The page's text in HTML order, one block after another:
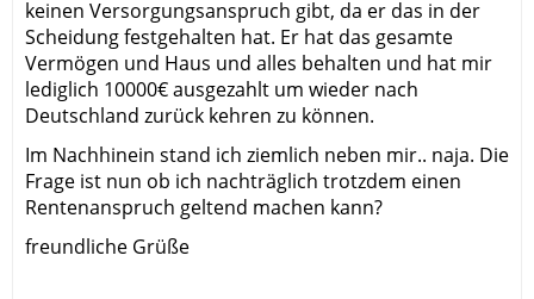
keinen Versorgungsanspruch gibt, da er das in der
Scheidung festgehalten hat. Er hat das gesamte
Vermögen und Haus und alles behalten und hat mir
lediglich 10000€ ausgezahlt um wieder nach
Deutschland zurück kehren zu können.
Im Nachhinein stand ich ziemlich neben mir.. naja. Die
Frage ist nun ob ich nachträglich trotzdem einen
Rentenanspruch geltend machen kann?
freundliche Grüße